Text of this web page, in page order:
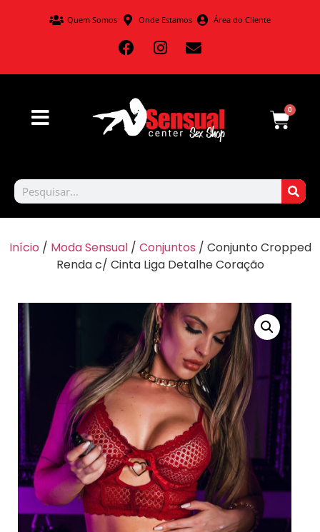
Quem Somos Onde Estamos Área do Cliente
0
Início / Moda Sensual/ Conjuntos / Conjunto Cropped
Renda c/ Cinta Liga Detalhe Coração